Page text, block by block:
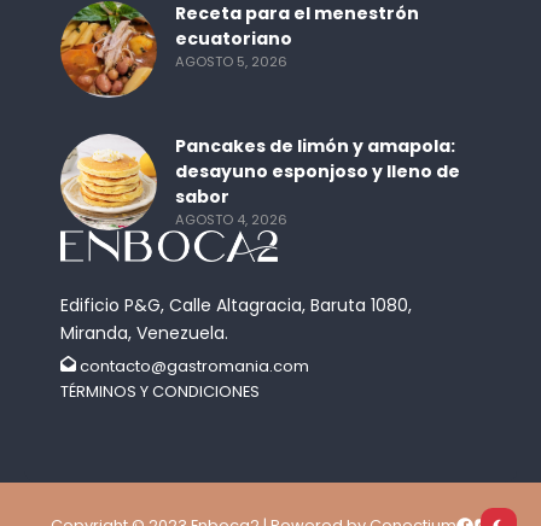
Edificio P&G, Calle Altagracia, Baruta 1080,
Miranda, Venezuela.
contacto@gastromania.com
TÉRMINOS Y CONDICIONES
Receta para el menestrón
ecuatoriano
AGOSTO 5, 2026
Pancakes de limón y amapola:
desayuno esponjoso y lleno de
sabor
AGOSTO 4, 2026